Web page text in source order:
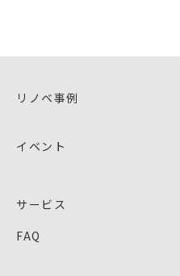
リノベ事例
イベント
サービス
FAQ